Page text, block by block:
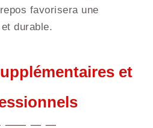
favorisera une
durable.
et